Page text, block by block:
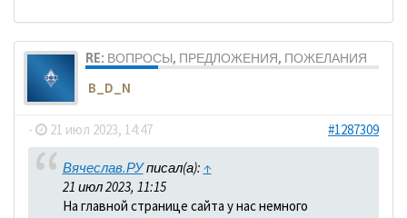
RE: ВОПРОСЫ, ПРЕДЛОЖЕНИЯ, ПОЖЕЛАНИЯ
B_D_N
- 21 июл 2023, 14:47 #1287309
Вячеслав.РУписал(а): ↑
21 июл 2023, 11:15
На главной странице сайта у нас немного